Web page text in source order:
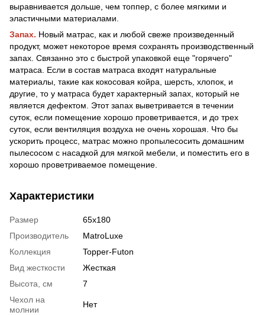
выравнивается дольше, чем топпер, с более мягкими и
эластичными материалами.
Запах. Новый матрас, как и любой свеже произведенный
продукт, может некоторое время сохранять производственный
запах. Связанно это с быстрой упаковкой еще "горячего"
матраса. Если в состав матраса входят натуральные
материалы, такие как кокосовая койра, шерсть, хлопок, и
другие, то у матраса будет характерный запах, который не
является дефектом. Этот запах выветривается в течении
суток, если помещение хорошо проветривается, и до трех
суток, если вентиляция воздуха не очень хорошая. Что бы
ускорить процесс, матрас можно пропылесосить домашним
пылесосом с насадкой для мягкой мебели, и поместить его в
хорошо проветриваемое помещение.
Характеристики
Размер
65х180
Производитель
MatroLuxe
Коллекция
Topper-Futon
Вид жесткости
Жесткая
Высота, см
7
Чехол на
молнии
Нет